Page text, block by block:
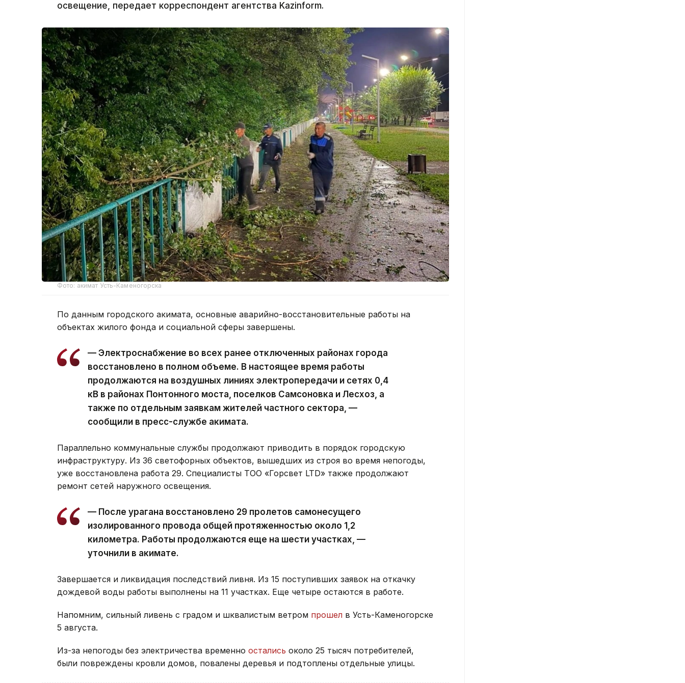
освещение, передает корреспондент агентства Kazinform.
Фото: акимат Усть-Каменогорска
По данным городского акимата, основные аварийно-восстановительные работы на
объектах жилого фонда и социальной сферы завершены.
— Электроснабжение во всех ранее отключенных районах города
восстановлено в полном объеме. В настоящее время работы
продолжаются на воздушных линиях электропередачи и сетях 0,4
кВ в районах Понтонного моста, поселков Самсоновка и Лесхоз, а
также по отдельным заявкам жителей частного сектора, —
сообщили в пресс-службе акимата.
Параллельно коммунальные службы продолжают приводить в порядок городскую
инфраструктуру. Из 36 светофорных объектов, вышедших из строя во время непогоды,
уже восстановлена работа 29. Специалисты ТОО «Горсвет LTD» также продолжают
ремонт сетей наружного освещения.
— После урагана восстановлено 29 пролетов самонесущего
изолированного провода общей протяженностью около 1,2
километра. Работы продолжаются еще на шести участках, —
уточнили в акимате.
Завершается и ликвидация последствий ливня. Из 15 поступивших заявок на откачку
дождевой воды работы выполнены на 11 участках. Еще четыре остаются в работе.
Напомним, сильный ливень с градом и шквалистым ветром прошел в Усть-Каменогорске
5 августа.
Из-за непогоды без электричества временно остались около 25 тысяч потребителей,
были повреждены кровли домов, повалены деревья и подтоплены отдельные улицы.